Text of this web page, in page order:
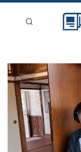
新聞稿分類
登入
刊登